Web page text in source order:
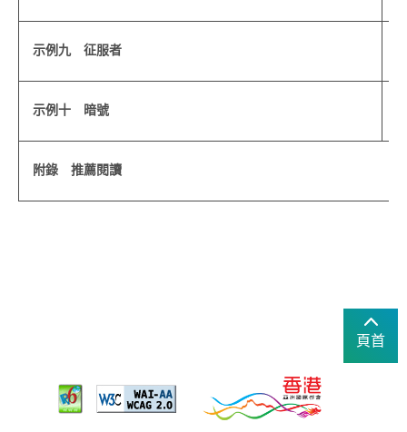
示例九 征服者
示例十 暗號
附錄 推薦閱讀
頁首